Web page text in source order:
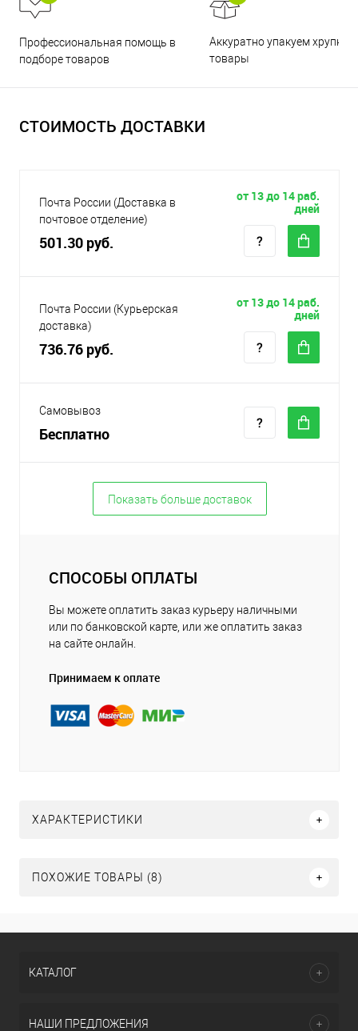
Профессиональная помощь в
подборе товаров
Аккуратно упакуем хрупкие
товары
СТОИМОСТЬ ДОСТАВКИ
Почта России (Доставка в
почтовое отделение)
501.30 руб.
от 13 до 14 раб.
дней
Почта России (Курьерская
доставка)
736.76 руб.
от 13 до 14 раб.
дней
Самовывоз
Бесплатно
Показать больше доставок
СПОСОБЫ ОПЛАТЫ
Вы можете оплатить заказ курьеру наличными
или по банковской карте, или же оплатить заказ
на сайте онлайн.
Принимаем к оплате
ХАРАКТЕРИСТИКИ
ПОХОЖИЕ ТОВАРЫ (8)
КАТАЛОГ
НАШИ ПРЕДЛОЖЕНИЯ